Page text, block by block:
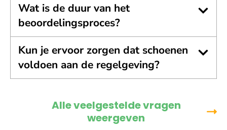
Wat is de duur van het
beoordelingsproces?
Kun je ervoor zorgen dat schoenen
voldoen aan de regelgeving?
Alle veelgestelde vragen
weergeven